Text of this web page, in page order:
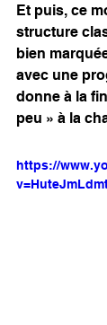
Et puis, ce
structure
bien
avec une
donne à la
peu » à la
https://